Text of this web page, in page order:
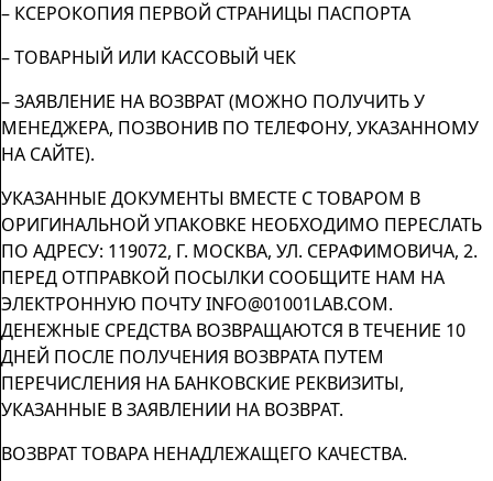
– КСЕРОКОПИЯ ПЕРВОЙ СТРАНИЦЫ ПАСПОРТА
– ТОВАРНЫЙ ИЛИ КАССОВЫЙ ЧЕК
– ЗАЯВЛЕНИЕ НА ВОЗВРАТ (МОЖНО ПОЛУЧИТЬ У
МЕНЕДЖЕРА, ПОЗВОНИВ ПО ТЕЛЕФОНУ, УКАЗАННОМУ
НА САЙТЕ).
УКАЗАННЫЕ ДОКУМЕНТЫ ВМЕСТЕ С ТОВАРОМ В
ОРИГИНАЛЬНОЙ УПАКОВКЕ НЕОБХОДИМО ПЕРЕСЛАТЬ
ПО АДРЕСУ: 119072, Г. МОСКВА, УЛ. СЕРАФИМОВИЧА, 2.
ПЕРЕД ОТПРАВКОЙ ПОСЫЛКИ СООБЩИТЕ НАМ НА
ЭЛЕКТРОННУЮ ПОЧТУ INFO@01001LAB.COM.
ДЕНЕЖНЫЕ СРЕДСТВА ВОЗВРАЩАЮТСЯ В ТЕЧЕНИЕ 10
ДНЕЙ ПОСЛЕ ПОЛУЧЕНИЯ ВОЗВРАТА ПУТЕМ
ПЕРЕЧИСЛЕНИЯ НА БАНКОВСКИЕ РЕКВИЗИТЫ,
УКАЗАННЫЕ В ЗАЯВЛЕНИИ НА ВОЗВРАТ.
ВОЗВРАТ ТОВАРА НЕНАДЛЕЖАЩЕГО КАЧЕСТВА.